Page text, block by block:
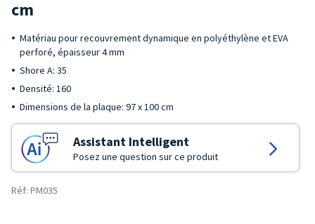
cm
Matériau pour recouvrement dynamique en polyéthylène et EVA
perforé, épaisseur 4 mm
Shore A: 35
Densité: 160
Dimensions de la plaque: 97 x 100 cm
Assistant Intelligent
Posez une question sur ce produit
Réf: PM035